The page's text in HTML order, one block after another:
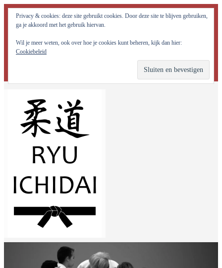
Judo Ryu Ichidai Nijmegen - Alle potentiële krachten in jezelf
optimaal tot ontwikkeling brengen!
Privacy & cookies: deze site gebruikt cookies. Door deze site te blijven gebruiken,
ga je akkoord met het gebruik hiervan.
Wil je meer weten, ook over hoe je cookies kunt beheren, kijk dan hier:
Cookiebeleid